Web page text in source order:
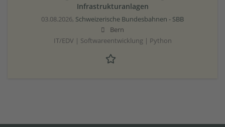
Infrastrukturanlagen
03.08.2026, Schweizerische Bundesbahnen - SBB
Bern
IT/EDV | Softwareentwicklung | Python